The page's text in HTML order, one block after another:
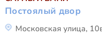
Постоялый двор
Московская улица,